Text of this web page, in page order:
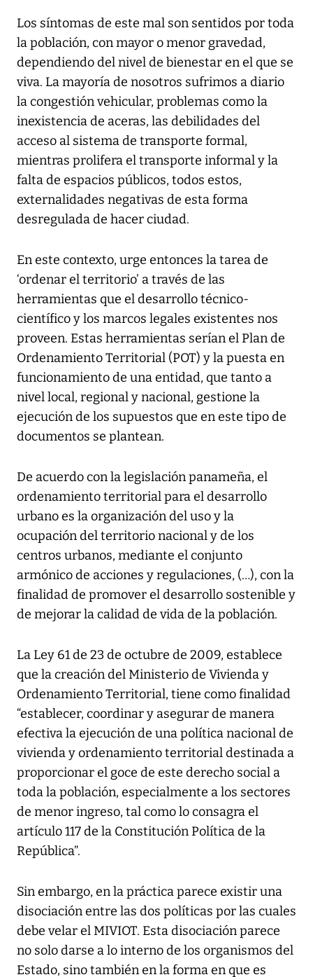
Los síntomas de este mal son sentidos por toda
la población, con mayor o menor gravedad,
dependiendo del nivel de bienestar en el que se
viva. La mayoría de nosotros sufrimos a diario
la congestión vehicular, problemas como la
inexistencia de aceras, las debilidades del
acceso al sistema de transporte formal,
mientras prolifera el transporte informal y la
falta de espacios públicos, todos estos,
externalidades negativas de esta forma
desregulada de hacer ciudad.
En este contexto, urge entonces la tarea de
‘ordenar el territorio’ a través de las
herramientas que el desarrollo técnico-
científico y los marcos legales existentes nos
proveen. Estas herramientas serían el Plan de
Ordenamiento Territorial (POT) y la puesta en
funcionamiento de una entidad, que tanto a
nivel local, regional y nacional, gestione la
ejecución de los supuestos que en este tipo de
documentos se plantean.
De acuerdo con la legislación panameña, el
ordenamiento territorial para el desarrollo
urbano es la organización del uso y la
ocupación del territorio nacional y de los
centros urbanos, mediante el conjunto
armónico de acciones y regulaciones, (…), con la
finalidad de promover el desarrollo sostenible y
de mejorar la calidad de vida de la población.
La Ley 61 de 23 de octubre de 2009, establece
que la creación del Ministerio de Vivienda y
Ordenamiento Territorial, tiene como finalidad
“establecer, coordinar y asegurar de manera
efectiva la ejecución de una política nacional de
vivienda y ordenamiento territorial destinada a
proporcionar el goce de este derecho social a
toda la población, especialmente a los sectores
de menor ingreso, tal como lo consagra el
artículo 117 de la Constitución Política de la
República”.
Sin embargo, en la práctica parece existir una
disociación entre las dos políticas por las cuales
debe velar el MIVIOT. Esta disociación parece
no solo darse a lo interno de los organismos del
Estado, sino también en la forma en que es